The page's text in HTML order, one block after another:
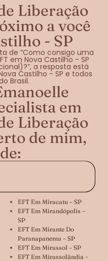
Liberação
a você
- SP
de “Como consigo uma
em Nova Castilho - SP
a resposta está
Castilho - SP e todos
Brasil.
em
Liberação
de mim,
EFT Em Miracatu – SP
EFT Em Mirandópolis –
SP
EFT Em Mirante Do
Paranapanema – SP
EFT Em Mirassol – SP
EFT Em Mirassolândia –